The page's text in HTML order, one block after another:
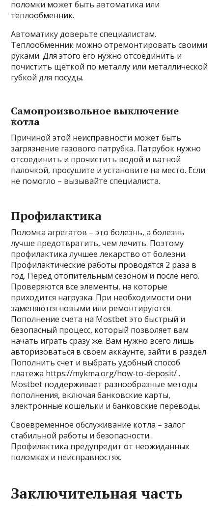
поломки может быть автоматика или
теплообменник.
Автоматику доверьте специалистам.
Теплообменник можно отремонтировать своими
руками. Для этого его нужно отсоединить и
почистить щеткой по металлу или металлической
губкой для посуды.
Самопроизвольное выключение
котла
Причиной этой неисправности может быть
загрязнение газового патрубка. Патрубок нужно
отсоединить и прочистить водой и ватной
палочкой, просушите и установите на место. Если
не помогло – вызывайте специалиста.
Профилактика
Поломка агрегатов – это болезнь, а болезнь
лучше предотвратить, чем лечить. Поэтому
профилактика лучшее лекарство от болезни.
Профилактические работы проводятся 2 раза в
год. Перед отопительным сезоном и после него.
Проверяются все элементы, на которые
приходится нагрузка. При необходимости они
заменяются новыми или ремонтируются.
Пополнение счета на Mostbet это быстрый и
безопасный процесс, который позволяет вам
начать играть сразу же. Вам нужно всего лишь
авторизоваться в своем аккаунте, зайти в раздел
Пополнить счет и выбрать удобный способ
платежа https://mykma.org/how-to-deposit/.
Mostbet поддерживает разнообразные методы
пополнения, включая банковские карты,
электронные кошельки и банковские переводы.
Своевременное обслуживание котла – залог
стабильной работы и безопасности.
Профилактика предупредит от неожиданных
поломках и неисправностях.
Заключительная часть